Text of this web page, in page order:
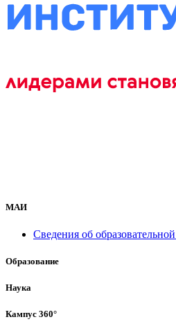
МАИ
Сведения об
Образование
Наука
Кампус 360°